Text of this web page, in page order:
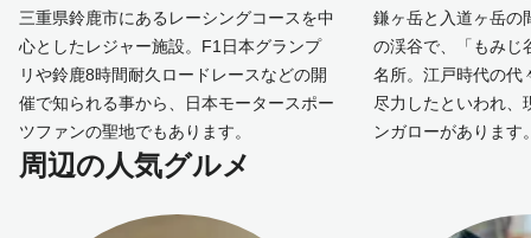
三重県鈴鹿市にあるレーシングコースを中
心としたレジャー施設。F1日本グランプ
リや鈴鹿8時間耐久ロードレースなどの開
催で知られる事から、日本モータースポー
ツファンの聖地でもあります。
鎌ヶ岳と入道ヶ岳の
の渓谷で、「もみじ
名所。江戸時代の代
尽力したといわれ、
ンガローがあります
周辺の人気グルメ